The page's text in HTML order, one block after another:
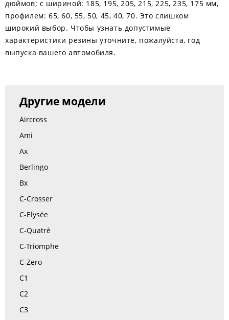
дюймов; с шириной: 185, 195, 205, 215, 225, 235, 175 мм,
профилем: 65, 60, 55, 50, 45, 40, 70. Это слишком
широкий выбор. Чтобы узнать допустимые
характеристики резины уточните, пожалуйста, год
выпуска вашего автомобиля.
Другие модели
Aircross
Ami
Ax
Berlingo
Bx
C-Crosser
C-Elysée
C-Quatrè
C-Triomphe
C-Zero
C1
C2
C3